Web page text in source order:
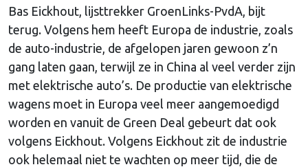
Bas Eickhout, lijsttrekker GroenLinks-PvdA, bijt
terug. Volgens hem heeft Europa de industrie, zoals
de auto-industrie, de afgelopen jaren gewoon z’n
gang laten gaan, terwijl ze in China al veel verder zijn
met elektrische auto’s. De productie van elektrische
wagens moet in Europa veel meer aangemoedigd
worden en vanuit de Green Deal gebeurt dat ook
volgens Eickhout. Volgens Eickhout zit de industrie
ook helemaal niet te wachten op meer tijd, die de